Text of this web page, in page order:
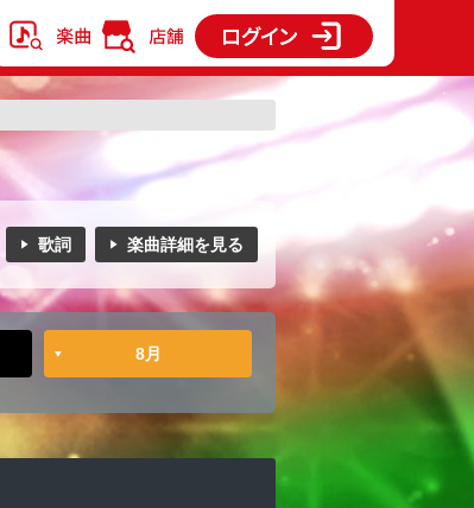
歌詞 楽曲詳細を見る
8月